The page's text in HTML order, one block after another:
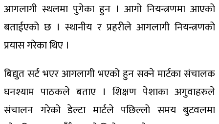
आगलागी स्थलमा पुगेका हुन । आगो नियन्त्रणमा आएको
बताईएको छ । स्थानीय र प्रहरीले आगलागी नियन्त्रणको
प्रयास गरेका थिए ।
बिद्युत सर्ट भएर आगलागी भएको हुन सक्ने मार्टका संचालक
घनश्याम पाठकले बताए । शिक्षण पेशाका अगुवाहरुले
संचालन गरेको डेल्टा मार्टले पछिल्लो समय बुटवलमा